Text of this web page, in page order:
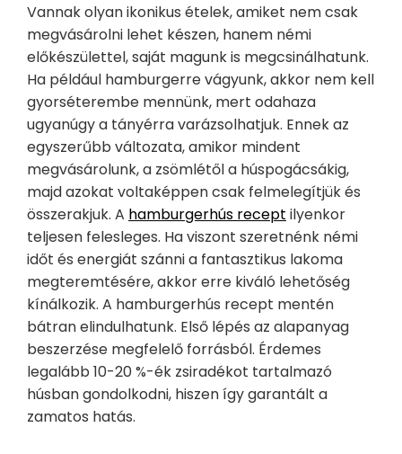
Vannak olyan ikonikus ételek, amiket nem csak
megvásárolni lehet készen, hanem némi
előkészülettel, saját magunk is megcsinálhatunk.
Ha például hamburgerre vágyunk, akkor nem kell
gyorséterembe mennünk, mert odahaza
ugyanúgy a tányérra varázsolhatjuk. Ennek az
egyszerűbb változata, amikor mindent
megvásárolunk, a zsömlétől a húspogácsákig,
majd azokat voltaképpen csak felmelegítjük és
összerakjuk. A hamburgerhús recept ilyenkor
teljesen felesleges. Ha viszont szeretnénk némi
időt és energiát szánni a fantasztikus lakoma
megteremtésére, akkor erre kiváló lehetőség
kínálkozik. A hamburgerhús recept mentén
bátran elindulhatunk. Első lépés az alapanyag
beszerzése megfelelő forrásból. Érdemes
legalább 10-20 %-ék zsiradékot tartalmazó
húsban gondolkodni, hiszen így garantált a
zamatos hatás.